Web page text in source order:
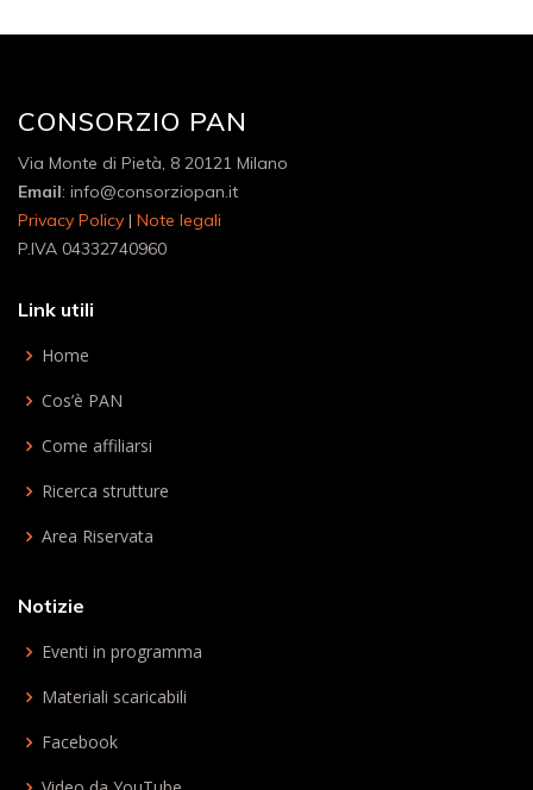
CONSORZIO PAN
Via Monte di Pietà, 8 20121 Milano
Email: info@consorziopan.it
Privacy Policy | Note legali
P.IVA 04332740960
Link utili
Home
Cos’è PAN
Come affiliarsi
Ricerca strutture
Area Riservata
Notizie
Eventi in programma
Materiali scaricabili
Facebook